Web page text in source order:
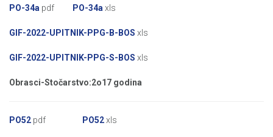
PO-34a pdf PO-34a xls
GIF-2022-UPITNIK-PPG-B-BOS xls
GIF-2022-UPITNIK-PPG-S-BOS xls
Obrasci-Stočarstvo:2o17 godina
PO52 pdf PO52xls